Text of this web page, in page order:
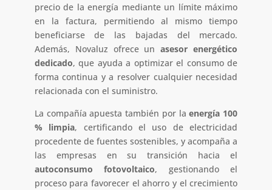
precio de la energía mediante un límite máximo
en la factura, permitiendo al mismo tiempo
beneficiarse de las bajadas del mercado.
Además, Novaluz ofrece unasesor energético
dedicado, que ayuda a optimizar el consumo de
forma continua y a resolver cualquier necesidad
relacionada con el suministro.
La compañía apuesta también por laenergía 100
% limpia, certificando el uso de electricidad
procedente de fuentes sostenibles, y acompaña a
las empresas en su transición hacia el
autoconsumo fotovoltaico, gestionando el
proceso para favorecer el ahorro y el crecimiento